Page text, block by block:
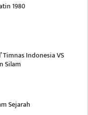
1980
Timnas Indonesia VS
Silam
Sejarah